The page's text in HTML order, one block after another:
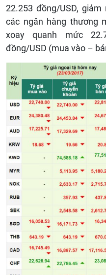
22.253 đồng/USD,
các ngân hàng thương
xoay quanh mức
đồng/USD (mua vào –